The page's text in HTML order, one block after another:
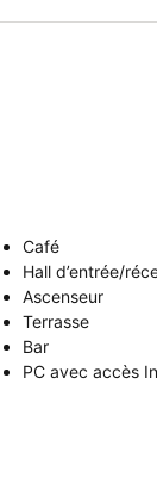
Café
Hall d’entrée/
Ascenseur
Terrasse
Bar
PC avec accès